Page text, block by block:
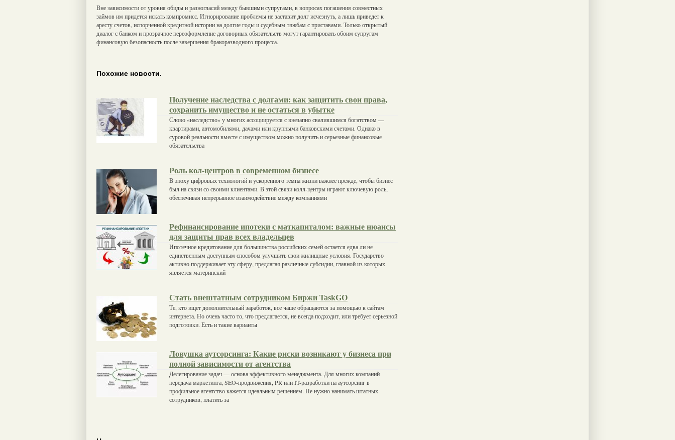
Вне зависимости от уровня обиды и разногласий между бывшими супругами, в вопросах погашения совместных
займов им придется искать компромисс. Игнорирование проблемы не заставит долг исчезнуть, а лишь приведет к
аресту счетов, испорченной кредитной истории на долгие годы и судебным тяжбам с приставами. Только открытый
диалог с банком и прозрачное переоформление договорных обязательств могут гарантировать обоим супругам
финансовую безопасность после завершения бракоразводного процесса.
Похожие новости.
Получение наследства с долгами: как защитить свои права,
сохранить имущество и не остаться в убытке
Слово «наследство» у многих ассоциируется с внезапно свалившимся богатством —
квартирами, автомобилями, дачами или крупными банковскими счетами. Однако в
суровой реальности вместе с имуществом можно получить и серьезные финансовые
обязательства
Роль кол-центров в современном бизнесе
В эпоху цифровых технологий и ускоренного темпа жизни важнее прежде, чтобы бизнес
был на связи со своими клиентами. В этой связи колл-центры играют ключевую роль,
обеспечивая непрерывное взаимодействие между компаниями
Рефинансирование ипотеки с маткапиталом: важные нюансы
для защиты прав всех владельцев
Ипотечное кредитование для большинства российских семей остается едва ли не
единственным доступным способом улучшить свои жилищные условия. Государство
активно поддерживает эту сферу, предлагая различные субсидии, главной из которых
является материнский
Стать внештатным сотрудником Биржи TaskGO
Те, кто ищет дополнительный заработок, все чаще обращаются за помощью к сайтам
интернета. Но очень часто то, что предлагается, не всегда подходит, или требует серьезной
подготовки. Есть и такие варианты
Ловушка аутсорсинга: Какие риски возникают у бизнеса при
полной зависимости от агентства
Делегирование задач — основа эффективного менеджмента. Для многих компаний
передача маркетинга, SEO-продвижения, PR или IT-разработки на аутсорсинг в
профильное агентство кажется идеальным решением. Не нужно нанимать штатных
сотрудников, платить за